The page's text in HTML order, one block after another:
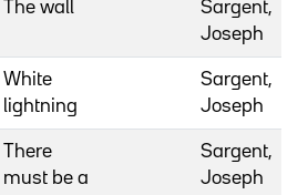
The wall
Sargent,
Joseph
White
lightning
Sargent,
Joseph
There
must be a
Sargent,
Joseph